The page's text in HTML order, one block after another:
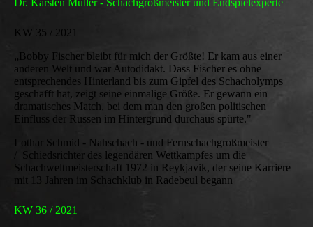
Dr. Karsten Müller - Schachgroßmeister und Endspielexperte
KW 35 / 2021
„Bobby Fischer bleibt für mich der Größte! Er kam aus einer
anderen Welt und war Autodidakt. Dass Fischer es ohne
entsprechendes Hinterland bis zum Gipfel des Schacholymps
geschafft hat, zeigt seine einmalige Größe. Er gewann ein
dramatisches Match, bei dem man den großen politischen
Einfluss der Russen im Hintergrund durchaus spürte."
Lothar Schmid - Nahschach - und Fernschachgroßmeister
/ Schiedsrichter des legendären Wettkampfes um die
Schachweltmeisterschaft 1972 in Reykjavik, der seine Karriere
mit 13 Jahren im Schachklub in Radebeul begann
KW 36 / 2021